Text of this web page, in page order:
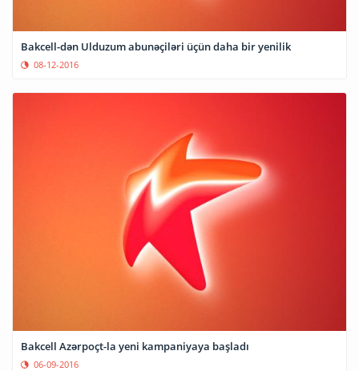
Bakcell-dən Ulduzum abunəçiləri üçün daha bir yenilik
08-12-2016
Bakcell Azərpoçt-la yeni kampaniyaya başladı
06-09-2016